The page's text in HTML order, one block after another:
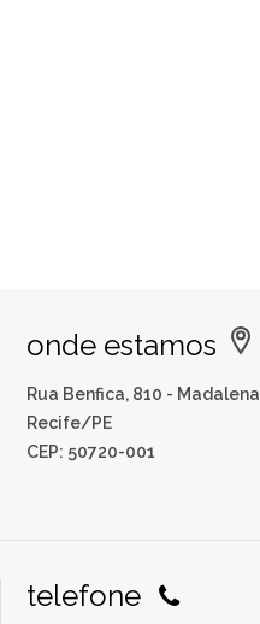
onde estamos
Rua Benfica, 810 - Madalena
Recife/PE
CEP: 50720-001
telefone